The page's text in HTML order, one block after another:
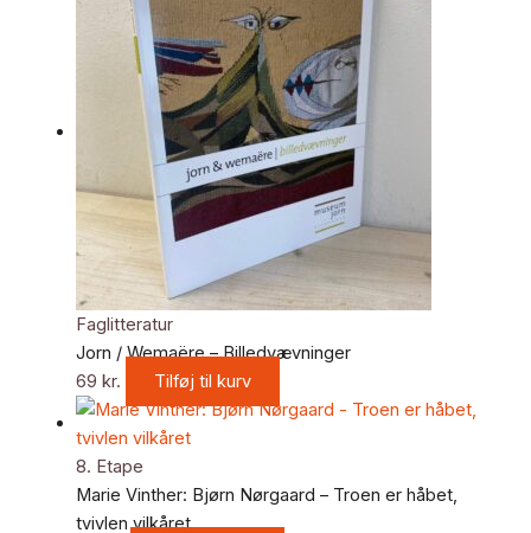
Faglitteratur
Jorn / Wemaëre – Billedvævninger
69 kr. Tilføj til kurv
8. Etape
Marie Vinther: Bjørn Nørgaard – Troen er håbet,
tvivlen vilkåret